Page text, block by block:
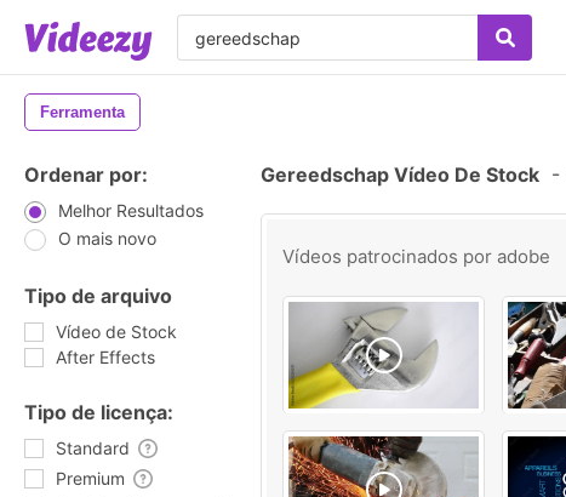
Ferramenta
Ordenar por:
Melhor Resultados
O mais novo
Tipo de arquivo
Vídeo de Stock
After Effects
Tipo de licença:
Standard
Premium
Gereedschap Vídeo De Stock -
Vídeos patrocinados por adobe